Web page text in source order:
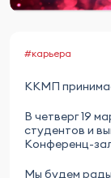
#карьера
ККМП
В четверг 19
студентов и
Конференц-
Мы будем рады